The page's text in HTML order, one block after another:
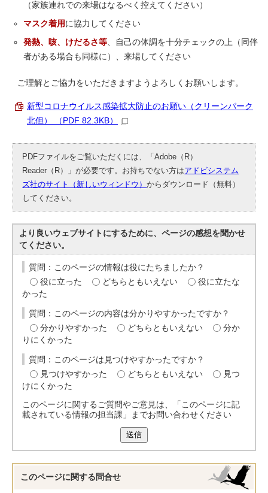
（家族連れでの来場はなるべく控えてください）
マスク着用 に協力してください
発熱、咳、けだるさ等、自己の体調を十分チェックの上（同伴
者がある場合も同様に）、来場してください
ご理解とご協力をいただきますようよろしくお願いします。
新型コロナウイルス感染拡大防止のお願い（クリーンパーク
北但） （PDF 82.3KB）
PDFファイルをご覧いただくには、「Adobe（R）
Reader（R）」が必要です。お持ちでない方はアドビシステム
ズ社のサイト（新しいウィンドウ）からダウンロード（無料）
してください。
より良いウェブサイトにするために、ページの感想を聞かせ
てください。
質問：このページの情報は役にたちましたか？
役に立った
どちらともいえない
役に立たな
かった
質問：このページの内容は分かりやすかったですか？
分かりやすかった
どちらともいえない
分か
りにくかった
質問：このページは見つけやすかったですか？
見つけやすかった
どちらともいえない
見つ
けにくかった
このページに関するご質問やご意見は、「このページに記
載されている情報の担当課」までお問い合わせください
送信
このページに関する 問合せ